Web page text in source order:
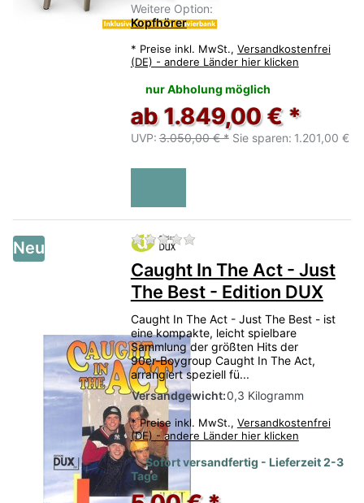
Weitere Option:
Kopfhörer
* Preise inkl. MwSt., Versandkostenfrei
(DE) - andere Länder hier klicken
nur Abholung möglich
ab 1.849,00 € *
UVP: 3.050,00 € * Sie sparen: 1.201,00 €
Neu Zu diesem Produkt liegen
Caught In The Act - Just
The Best - Edition DUX
Caught In The Act - Just The Best - ist
eine kompakte, leicht spielbare
Sammlung der größten Hits der
90er‑Boygroup Caught In The Act,
arrangiert speziell fü...
Versandgewicht:0,3 Kilogramm
* Preise inkl. MwSt., Versandkostenfrei
(DE) - andere Länder hier klicken
Sofort versandfertig - Lieferzeit 2-3
Tage